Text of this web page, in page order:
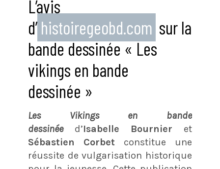
L’avis
d’ histoiregeobd.com sur la
bande dessinée « Les
vikings en bande
dessinée »
Les Vikings en bande
dessinéed’Isabelle Bournier et
Sébastien Corbetconstitue une
réussite de vulgarisation historique